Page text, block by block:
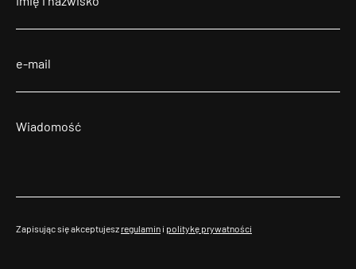
Zapisując się akceptujesz regulamin i politykę prywatności